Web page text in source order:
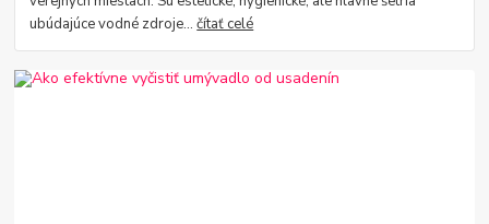
ubúdajúce vodné zdroje...čítať celé